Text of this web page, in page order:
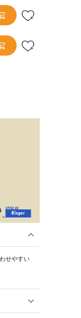
せやすい